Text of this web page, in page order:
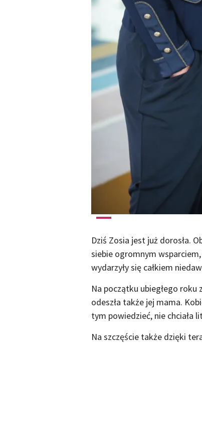
Dziś Zosia jest już dorosła.
siebie ogromnym
wydarzyły się całkiem
Na początku ubiegłego
odeszła także jej mama.
tym powiedzieć, nie chciała
Na szczęście także dzięki